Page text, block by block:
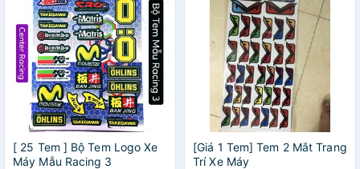
[ 25 Tem ] Bộ Tem Logo Xe
Máy Mẫu Racing 3
[Giá 1 Tem] Tem 2 Mắt Trang
Trí Xe Máy